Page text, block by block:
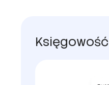
Księgowość